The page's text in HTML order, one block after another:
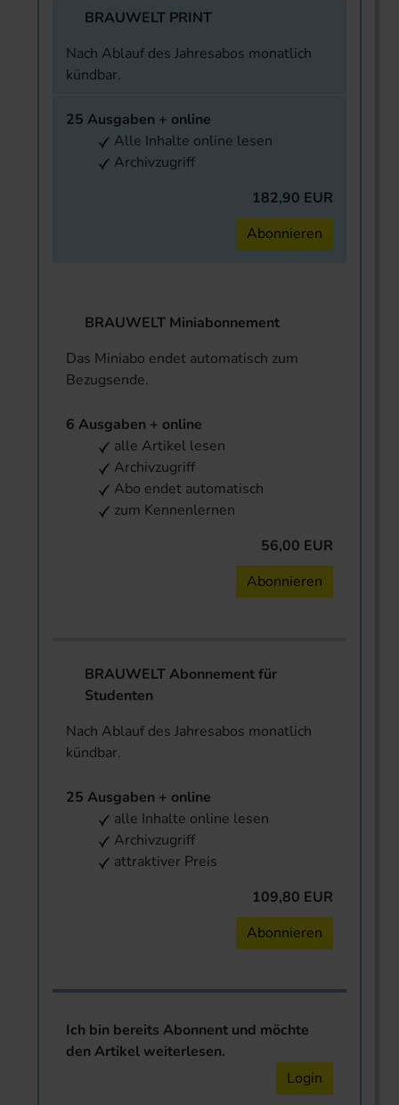
BRAUWELT PRINT
Nach Ablauf des Jahresabos monatlich
kündbar.
25 Ausgaben + online
Alle Inhalte online lesen
Archivzugriff
182,90 EUR
Abonnieren
BRAUWELT Miniabonnement
Das Miniabo endet automatisch zum
Bezugsende.
6 Ausgaben + online
alle Artikel lesen
Archivzugriff
Abo endet automatisch
zum Kennenlernen
56,00 EUR
Abonnieren
BRAUWELT Abonnement für
Studenten
Nach Ablauf des Jahresabos monatlich
kündbar.
25 Ausgaben + online
alle Inhalte online lesen
Archivzugriff
attraktiver Preis
109,80 EUR
Abonnieren
Ich bin bereits Abonnent und möchte
den Artikel weiterlesen.
Login